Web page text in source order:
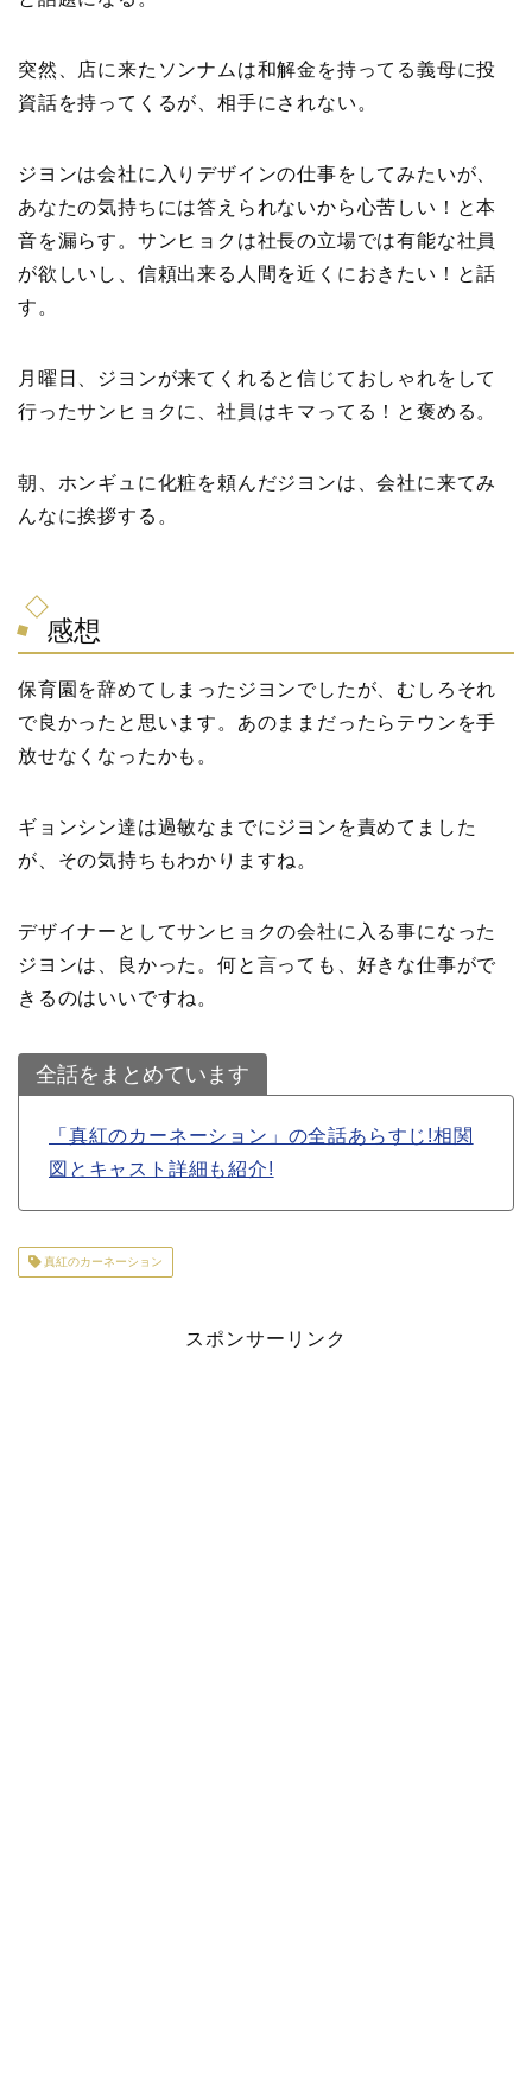
突然、店に来たソンナムは和解金を持ってる義母に投
資話を持ってくるが、相手にされない。
ジヨンは会社に入りデザインの仕事をしてみたいが、
あなたの気持ちには答えられないから心苦しい！と本
音を漏らす。サンヒョクは社長の立場では有能な社員
が欲しいし、信頼出来る人間を近くにおきたい！と話
す。
月曜日、ジヨンが来てくれると信じておしゃれをして
行ったサンヒョクに、社員はキマってる！と褒める。
朝、ホンギュに化粧を頼んだジヨンは、会社に来てみ
んなに挨拶する。
感想
保育園を辞めてしまったジヨンでしたが、むしろそれ
で良かったと思います。あのままだったらテウンを手
放せなくなったかも。
ギョンシン達は過敏なまでにジヨンを責めてました
が、その気持ちもわかりますね。
デザイナーとしてサンヒョクの会社に入る事になった
ジヨンは、良かった。何と言っても、好きな仕事がで
きるのはいいですね。
全話をまとめています
「真紅のカーネーション」の全話あらすじ!相関
図とキャスト詳細も紹介!
真紅のカーネーション
スポンサーリンク